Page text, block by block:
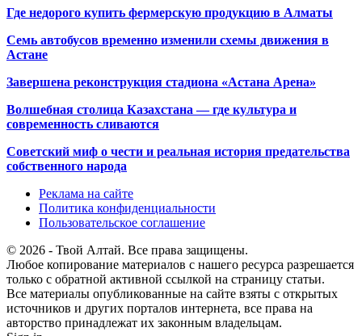
Где недорого купить фермерскую продукцию в Алматы
Семь автобусов временно изменили схемы движения в
Астане
Завершена реконструкция стадиона «Астана Арена»
Волшебная столица Казахстана — где культура и
современность сливаются
Советский миф о чести и реальная история предательства
собственного народа
Реклама на сайте
Политика конфиденциальности
Пользовательское соглашение
© 2026 - Твой Алтай. Все права защищены.
Любое копирование материалов с нашего ресурса разрешается
только с обратной активной ссылкой на страницу статьи.
Все материалы опубликованные на сайте взяты с открытых
источников и других порталов интернета, все права на
авторство принадлежат их законным владельцам.